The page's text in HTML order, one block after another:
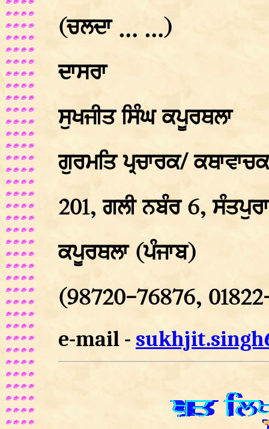
(ਚਲਦਾ … …)
ਦਾਸਰਾ
ਸੁਖਜੀਤ ਸਿੰਘ ਕਪੂਰਥਲਾ
ਗੁਰਮਤਿ ਪ੍ਰਚਾਰਕ/ ਕਥਾਵਾਚਕ
201, ਗਲੀ ਨਬੰਰ 6, ਸੰਤਪੁਰਾ
ਕਪੂਰਥਲਾ (ਪੰਜਾਬ)
(98720-76876,
e-mail -